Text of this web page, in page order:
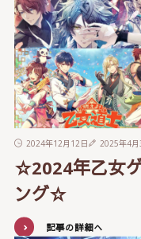
2024年12月12日 2025年4月
☆2024年乙女
ング☆
記事の詳細へ